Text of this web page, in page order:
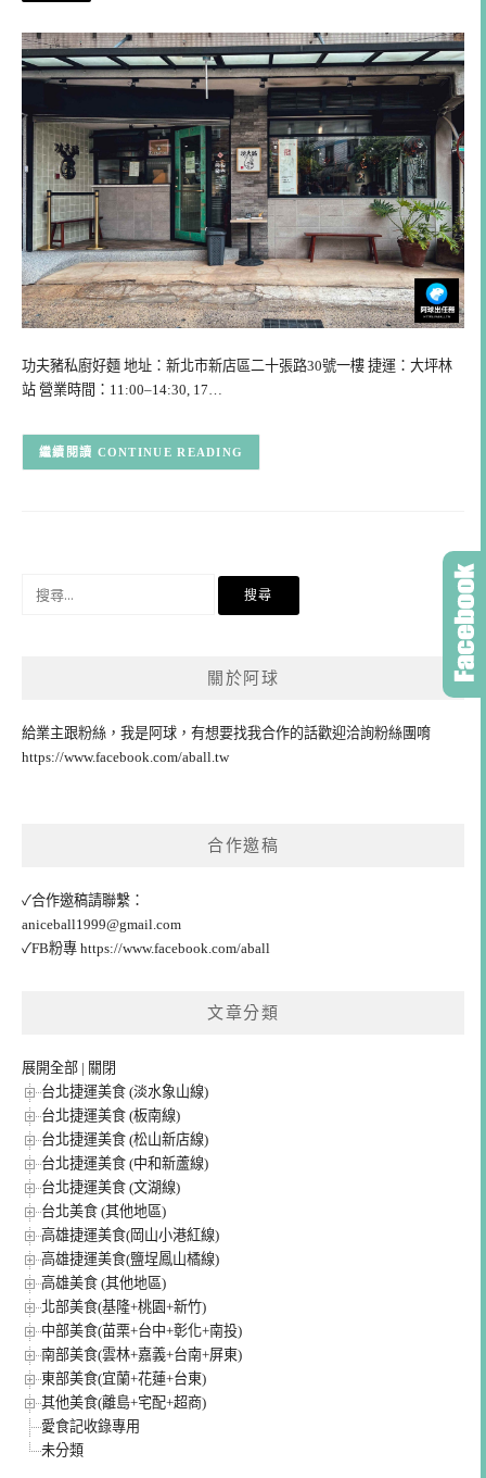
功夫豬私廚好麵 地址：新北市新店區二十張路30號一樓 捷運：大坪林
站 營業時間：11:00–14:30, 17…
CONTINUE READING
關於阿球
給業主跟粉絲，我是阿球，有想要找我合作的話歡迎洽詢粉絲團唷
https://www.facebook.com/aball.tw
合作邀稿
✓合作邀稿請聯繫：
aniceball1999@gmail.com
✓FB粉專 https://www.facebook.com/aball
文章分類
展開全部 | 關閉
台北捷運美食 (淡水象山線)
台北捷運美食 (板南線)
台北捷運美食 (松山新店線)
台北捷運美食 (中和新蘆線)
台北捷運美食 (文湖線)
台北美食 (其他地區)
高雄捷運美食(岡山小港紅線)
高雄捷運美食(鹽埕鳳山橘線)
高雄美食 (其他地區)
北部美食(基隆+桃園+新竹)
中部美食(苗栗+台中+彰化+南投)
南部美食(雲林+嘉義+台南+屏東)
東部美食(宜蘭+花蓮+台東)
其他美食(離島+宅配+超商)
愛食記收錄專用
未分類